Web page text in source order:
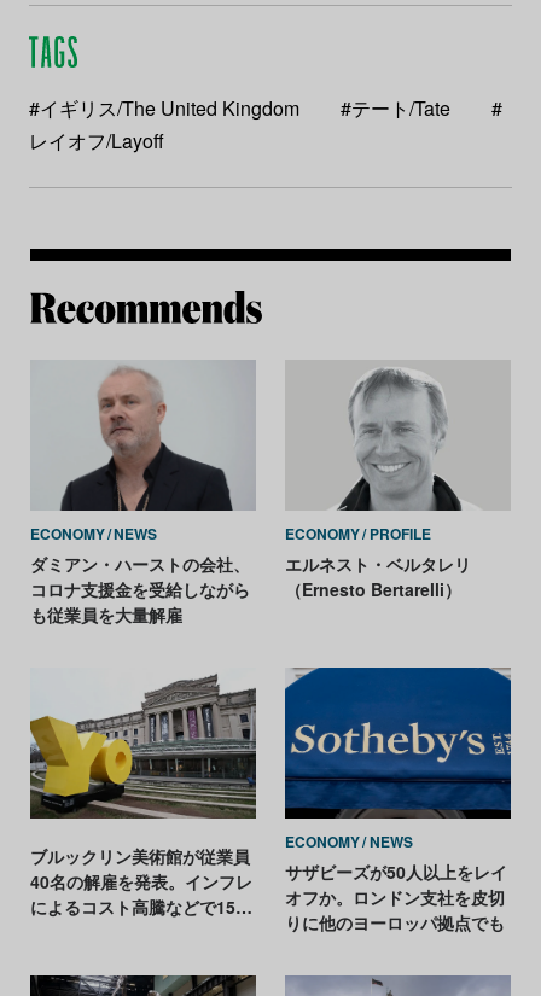
#イギリス/The United Kingdom #テート/Tate
#
レイオフ/Layoff
ECONOMY NEWS
ダミアン・ハーストの会社、
コロナ支援金を受給しながら
も従業員を大量解雇
ECONOMY PROFILE
エルネスト・ベルタレリ
（Ernesto Bertarelli）
ブルックリン美術館が従業員
40名の解雇を発表。インフレ
によるコスト高騰などで15億
ECONOMY NEWS
サザビーズが50人以上をレイ
オフか。ロンドン支社を皮切
りに他のヨーロッパ拠点でも